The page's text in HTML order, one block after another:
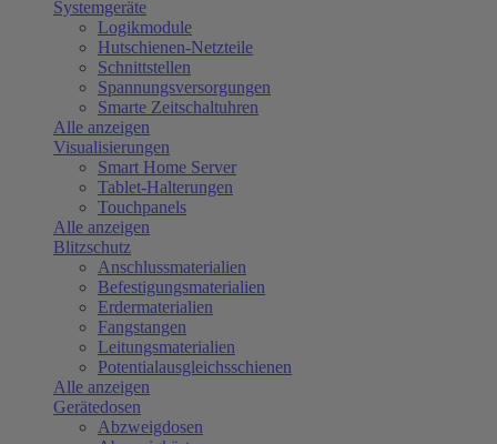
Systemgeräte
Logikmodule
Hutschienen-Netzteile
Schnittstellen
Spannungsversorgungen
Smarte Zeitschaltuhren
Alle anzeigen
Visualisierungen
Smart Home Server
Tablet-Halterungen
Touchpanels
Alle anzeigen
Blitzschutz
Anschlussmaterialien
Befestigungsmaterialien
Erdermaterialien
Fangstangen
Leitungsmaterialien
Potentialausgleichsschienen
Alle anzeigen
Gerätedosen
Abzweigdosen